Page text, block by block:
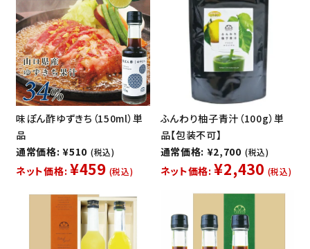
味ぽん酢ゆずきち（150ml）単
品
通常価格: ¥510 (税込)
ネット価格: ¥459 (税込)
ふんわり柚子青汁（100g）単
品【包装不可】
通常価格: ¥2,700 (税込)
ネット価格: ¥2,430 (税込)